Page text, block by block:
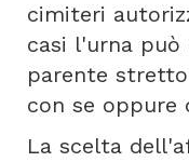
cimiteri
casi l'urna può
parente
con se oppure
La scelta